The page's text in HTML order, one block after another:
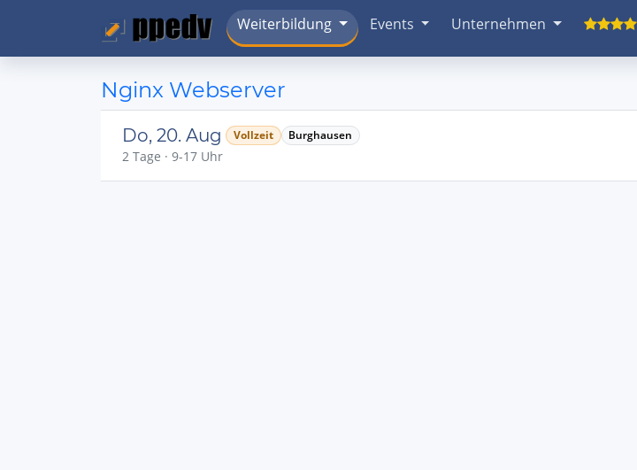
Weiterbildung Events Unternehmen
Nginx Webserver
Do, 20. Aug Vollzeit Burghausen
2 Tage · 9-17 Uhr